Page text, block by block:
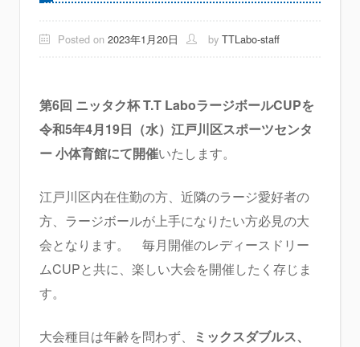
Posted on 2023年1月20日 by TTLabo-staff
第6回 ニッタク杯 T.T LaboラージボールCUPを
令和5年4月19日（水）江戸川区スポーツセンタ
ー 小体育館にて開催いたします。
江戸川区内在住勤の方、近隣のラージ愛好者の
方、ラージボールが上手になりたい方必見の大
会となります。 毎月開催のレディースドリー
ムCUPと共に、楽しい大会を開催したく存じま
す。
大会種目は年齢を問わず、
ミックスダブルス、